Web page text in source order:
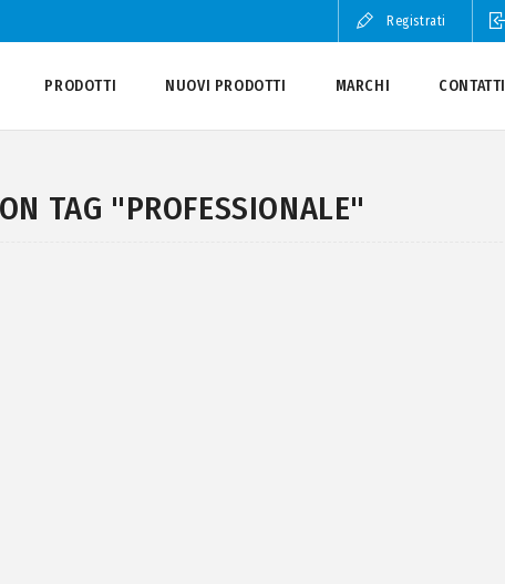
Registrati
PRODOTTI NUOVI PRODOTTI MARCHI CONTATTI
TAG "PROFESSIONALE"